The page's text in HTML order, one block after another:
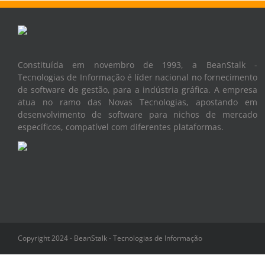
Constituída em novembro de 1993, a BeanStalk -
Tecnologias de Informação é líder nacional no fornecimento
de software de gestão, para a indústria gráfica. A empresa
atua no ramo das Novas Tecnologias, apostando em
desenvolvimento de software para nichos de mercado
específicos, compatível com diferentes plataformas.
Copyright 2024 - BeanStalk - Tecnologias de Informação